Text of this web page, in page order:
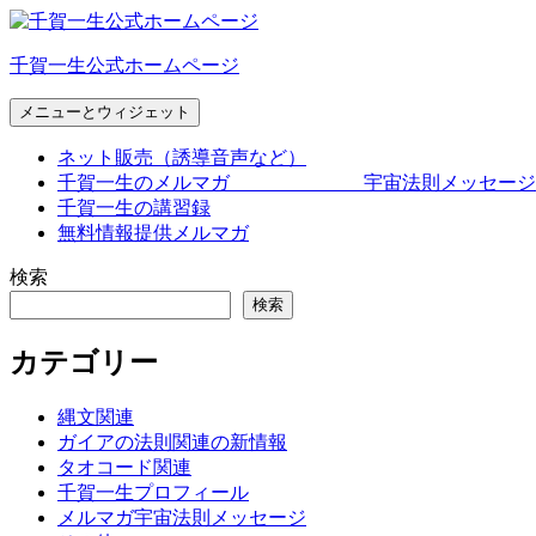
コ
テ
ン
ツ
千賀一生公式ホームページ
メニューとウィジェット
ネット販売（誘導音声など）
千賀一生のメルマガ 宇宙法則メッセージ
千賀一生の講習録
無料情報提供メルマガ
検索
検索
カテゴリー
縄文関連
ガイアの法則関連の新情報
タオコード関連
千賀一生プロフィール
メルマガ宇宙法則メッセージ